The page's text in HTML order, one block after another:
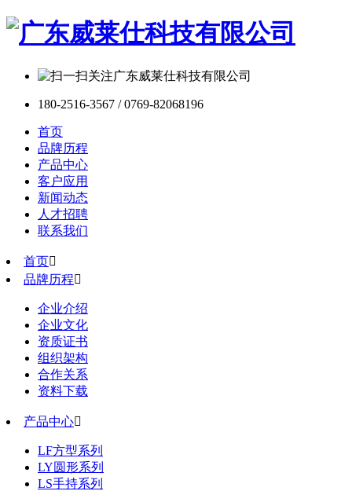
180-2516-3567 / 0769-82068196
首页
品牌历程
产品中心
客户应用
新闻动态
人才招聘
联系我们
首页
品牌历程
企业介绍
企业文化
资质证书
组织架构
合作关系
资料下载
产品中心
LF方型系列
LY圆形系列
LS手持系列